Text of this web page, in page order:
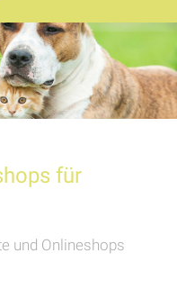
für
und Onlineshops